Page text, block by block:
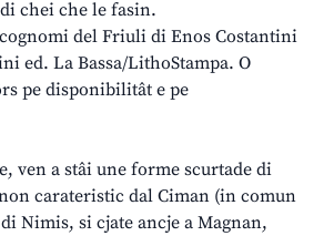
chei che le fasin.
del Friuli di Enos Costantini
ed. La Bassa/LithoStampa. O
pe disponibilitât e pe
ven a stâi une forme scurtade di
carateristic dal Ciman (in comun
Nimis, si cjate ancje a Magnan,